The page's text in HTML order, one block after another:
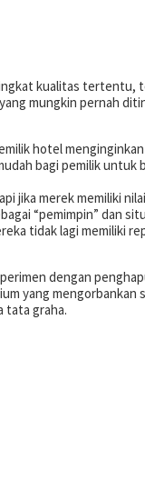
kualitas tertentu,
mungkin pernah
hotel
bagi pemilik untuk
jika merek memiliki
“pemimpin” dan
tidak lagi memiliki
dengan
yang
tata graha.